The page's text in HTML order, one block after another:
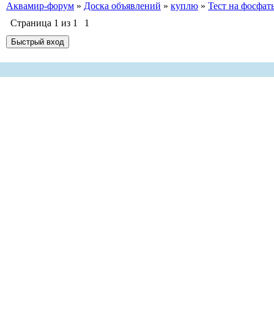
Аквамир-форум » Доска объявлений » куплю » Тест на
Страница 1 из 1 1